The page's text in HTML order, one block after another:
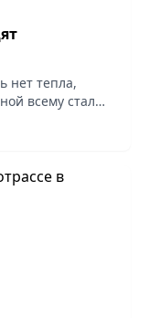
нет тепла,
всему стал